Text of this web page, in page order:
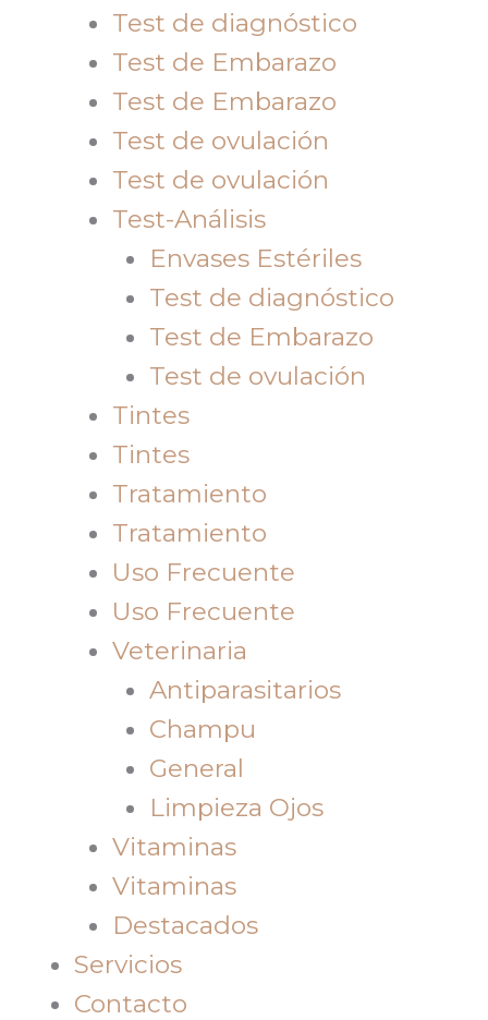
Test de diagnóstico
Test de Embarazo
Test de Embarazo
Test de ovulación
Test de ovulación
Test-Análisis
Envases Estériles
Test de diagnóstico
Test de Embarazo
Test de ovulación
Tintes
Tintes
Tratamiento
Tratamiento
Uso Frecuente
Uso Frecuente
Veterinaria
Antiparasitarios
Champu
General
Limpieza Ojos
Vitaminas
Vitaminas
Destacados
Servicios
Contacto